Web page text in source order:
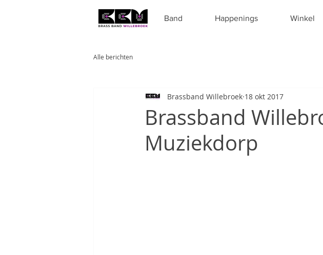
Band Happenings Winkel
Alle berichten
Brassband
Muziekdorp
Brassband Willebroek 18 okt 2017